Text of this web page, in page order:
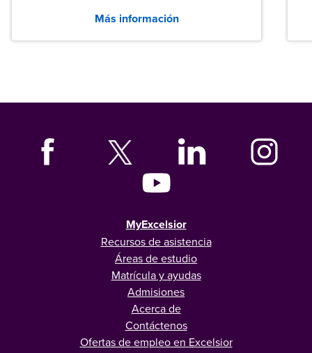
tanto las empresas como los recién
graduados en todo Estados Unidos.
Más información
MyExcelsior
Recursos de asistencia
Áreas de estudio
Matrícula y ayudas
Admisiones
Acerca de
Contáctenos
Ofertas de empleo en Excelsior